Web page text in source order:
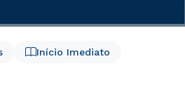
Início Imediato